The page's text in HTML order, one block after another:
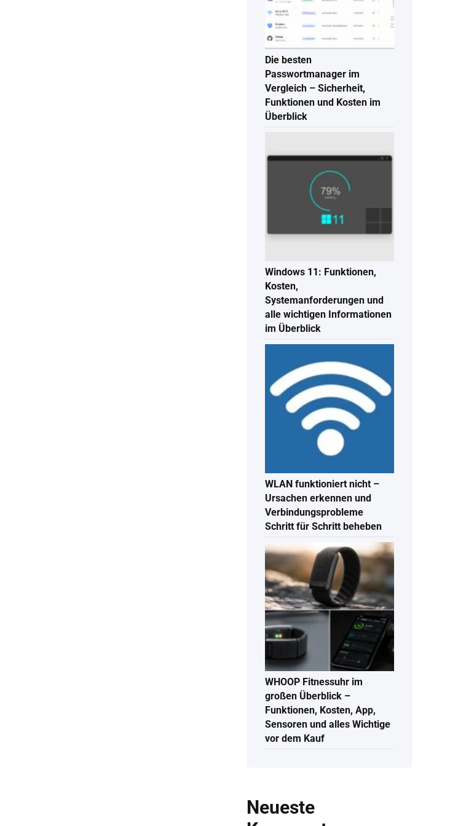
Die besten
Passwortmanager im
Vergleich – Sicherheit,
Funktionen und Kosten im
Überblick
Windows 11: Funktionen,
Kosten,
Systemanforderungen und
alle wichtigen Informationen
im Überblick
WLAN funktioniert nicht –
Ursachen erkennen und
Verbindungsprobleme
Schritt für Schritt beheben
WHOOP Fitnessuhr im
großen Überblick –
Funktionen, Kosten, App,
Sensoren und alles Wichtige
vor dem Kauf
Neueste